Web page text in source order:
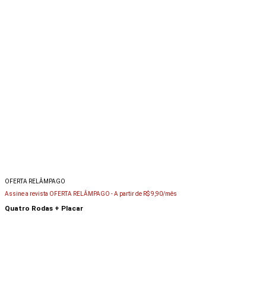
OFERTA RELÂMPAGO
Assine a revista OFERTA RELÂMPAGO -A partir de R$ 9,90/mês
Quatro Rodas + Placar